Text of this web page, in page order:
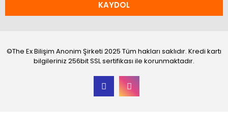
KAYDOL
©The Ex Bilişim Anonim Şirketi 2025 Tüm hakları saklıdır. Kredi kartı
bilgileriniz 256bit SSL sertifikası ile korunmaktadır.